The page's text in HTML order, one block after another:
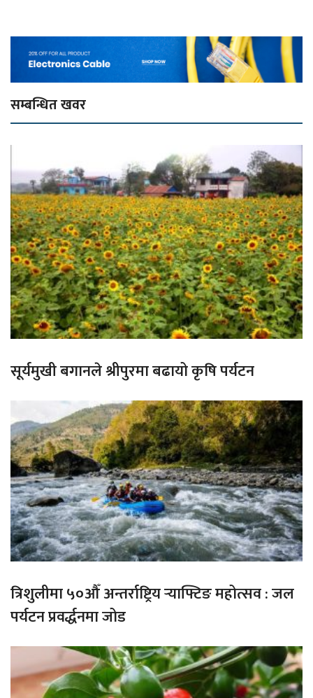
सम्बन्धित खवर
सूर्यमुखी बगानले श्रीपुरमा बढायो कृषि पर्यटन
त्रिशुलीमा ५०औँ अन्तर्राष्ट्रिय र्‍याफ्टिङ महोत्सव : जल
पर्यटन प्रवर्द्धनमा जोड